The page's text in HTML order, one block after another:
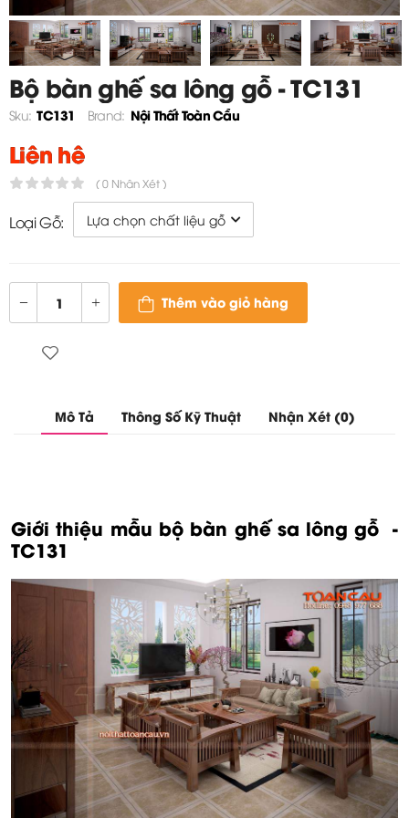
Bộ bàn ghế sa lông gỗ - TC131
Sku: TC131 Brand: Nội Thất Toàn Cầu
Liên hệ
( 0 Nhận Xét )
Loại Gỗ:
Thêm vào giỏ hàng
Mô Tả Thông Số Kỹ Thuật Nhận Xét (0)
Giới thiệu mẫu bộ bàn ghế sa lông gỗ -
TC131